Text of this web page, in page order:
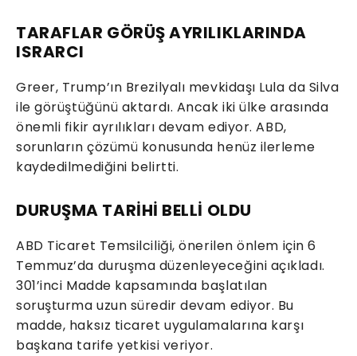
TARAFLAR GÖRÜŞ AYRILIKLARINDA
ISRARCI
Greer, Trump’ın Brezilyalı mevkidaşı Lula da Silva
ile görüştüğünü aktardı. Ancak iki ülke arasında
önemli fikir ayrılıkları devam ediyor. ABD,
sorunların çözümü konusunda henüz ilerleme
kaydedilmediğini belirtti.
DURUŞMA TARİHİ BELLİ OLDU
ABD Ticaret Temsilciliği, önerilen önlem için 6
Temmuz’da duruşma düzenleyeceğini açıkladı.
301’inci Madde kapsamında başlatılan
soruşturma uzun süredir devam ediyor. Bu
madde, haksız ticaret uygulamalarına karşı
başkana tarife yetkisi veriyor.